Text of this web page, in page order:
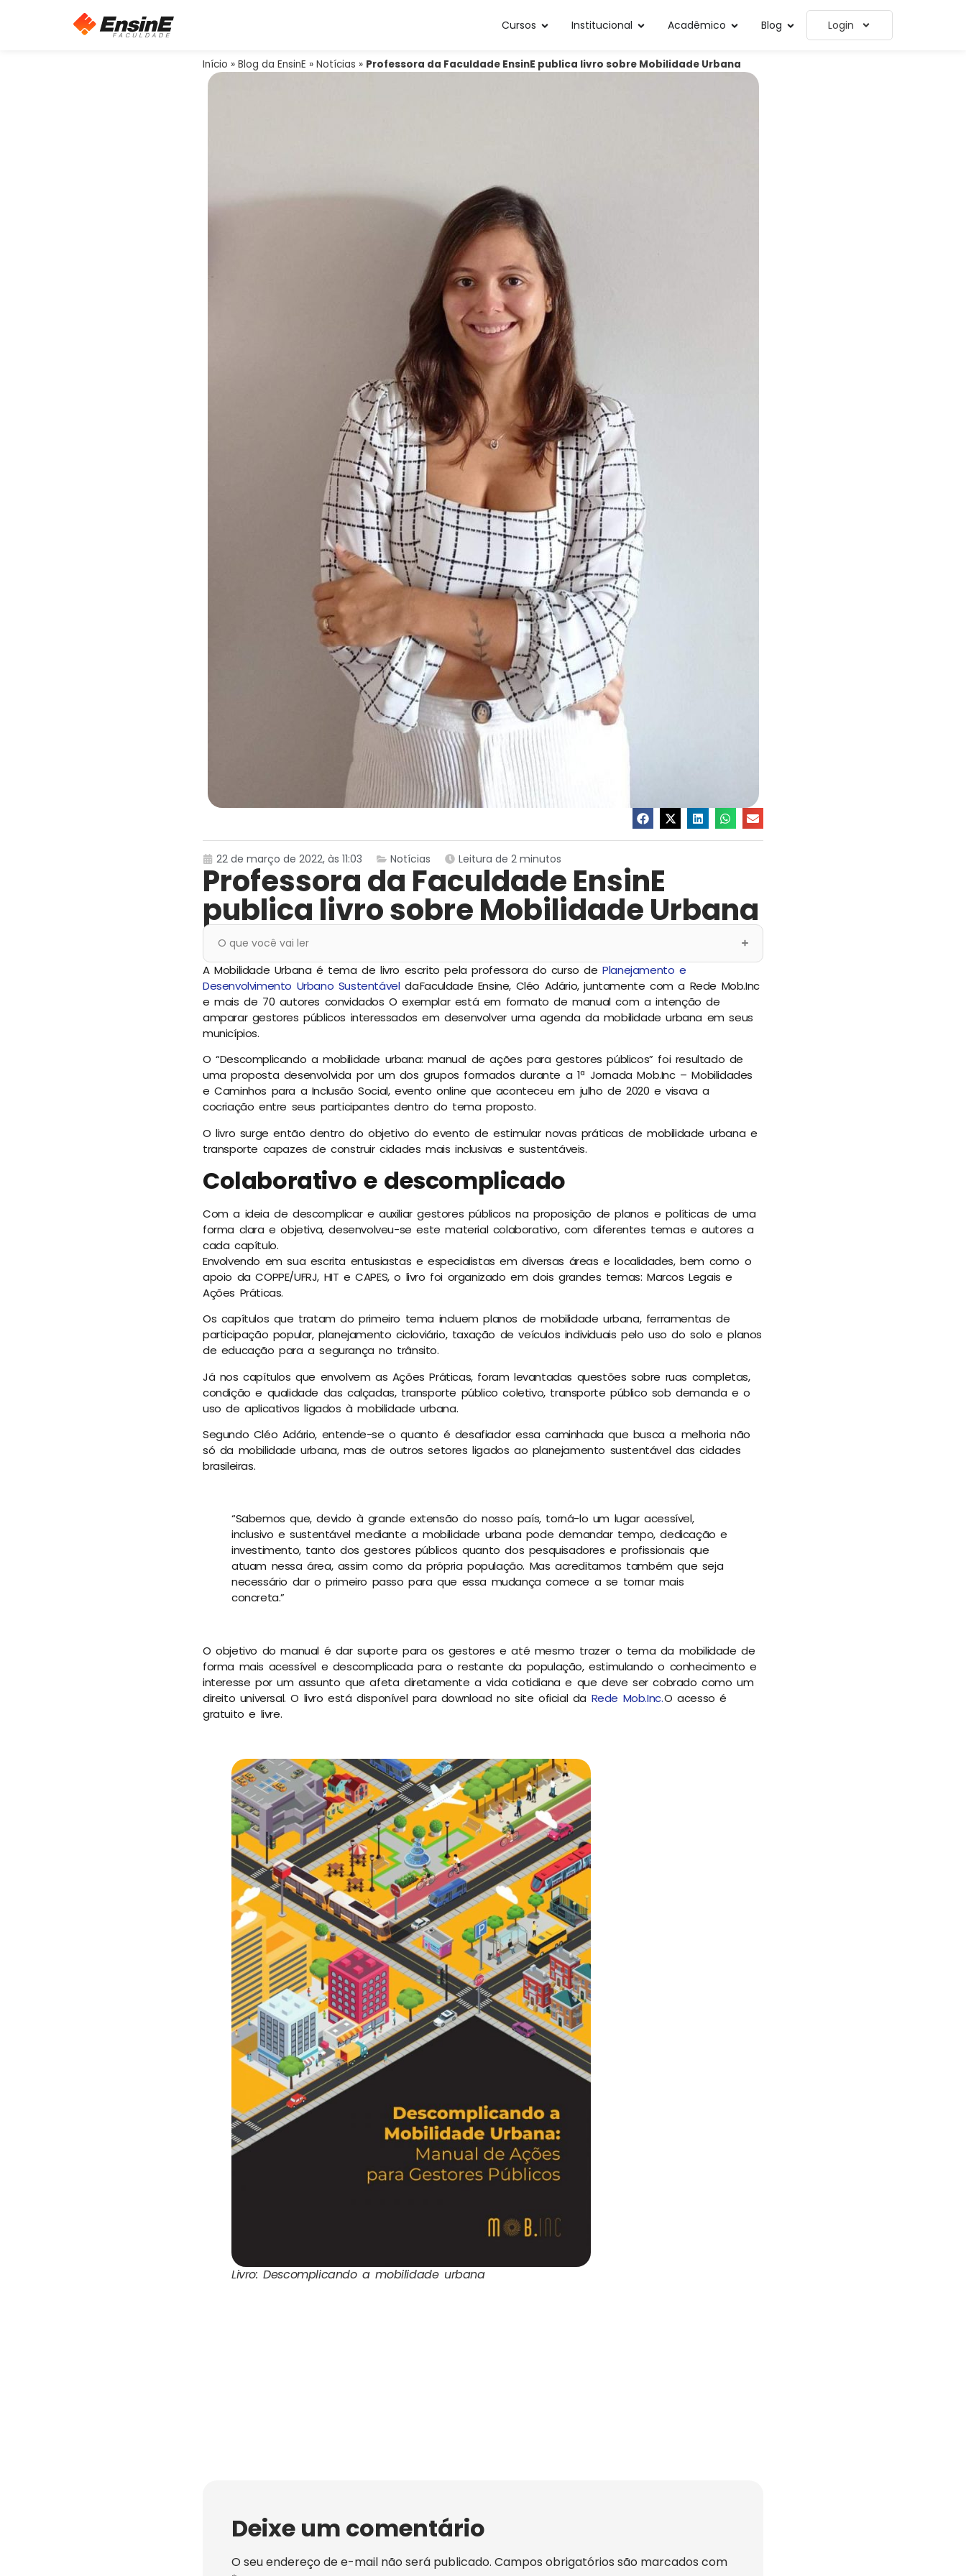
Cursos Institucional Acadêmico Blog Login
Início » Blog da EnsinE » Notícias » Professora da Faculdade EnsinE publica livro sobre Mobilidade Urbana
22 de março de 2022, às 11:03 Notícias Leitura de 2 minutos
Professora da Faculdade EnsinE
publica livro sobre Mobilidade Urbana
O que você vai ler
A Mobilidade Urbana é tema de livro escrito pela professora do curso dePlanejamento e
Desenvolvimento Urbano Sustentávelda Faculdade Ensine, Cléo Adário, juntamente com a Rede Mob.Inc
e mais de 70 autores convidados O exemplar está em formato de manual com a intenção de
amparar gestores públicos interessados em desenvolver uma agenda da mobilidade urbana em seus
municípios.
O “Descomplicando a mobilidade urbana: manual de ações para gestores públicos” foi resultado de
uma proposta desenvolvida por um dos grupos formados durante a 1ª Jornada Mob.Inc – Mobilidades
e Caminhos para a Inclusão Social, evento online que aconteceu em julho de 2020 e visava a
cocriação entre seus participantes dentro do tema proposto.
O livro surge então dentro do objetivo do evento de estimular novas práticas de mobilidade urbana e
transporte capazes de construir cidades mais inclusivas e sustentáveis.
Colaborativo e descomplicado
Com a ideia de descomplicar e auxiliar gestores públicos na proposição de planos e políticas de uma
forma clara e objetiva, desenvolveu-se este material colaborativo, com diferentes temas e autores a
cada capítulo.
Envolvendo em sua escrita entusiastas e especialistas em diversas áreas e localidades, bem como o
apoio da COPPE/UFRJ, HIT e CAPES, o livro foi organizado em dois grandes temas: Marcos Legais e
Ações Práticas.
Os capítulos que tratam do primeiro tema incluem planos de mobilidade urbana, ferramentas de
participação popular, planejamento cicloviário, taxação de veículos individuais pelo uso do solo e planos
de educação para a segurança no trânsito.
Já nos capítulos que envolvem as Ações Práticas, foram levantadas questões sobre ruas completas,
condição e qualidade das calçadas, transporte público coletivo, transporte público sob demanda e o
uso de aplicativos ligados à mobilidade urbana.
Segundo Cléo Adário, entende-se o quanto é desafiador essa caminhada que busca a melhoria não
só da mobilidade urbana, mas de outros setores ligados ao planejamento sustentável das cidades
brasileiras.
“Sabemos que, devido à grande extensão do nosso país, torná-lo um lugar acessível,
inclusivo e sustentável mediante a mobilidade urbana pode demandar tempo, dedicação e
investimento, tanto dos gestores públicos quanto dos pesquisadores e profissionais que
atuam nessa área, assim como da própria população. Mas acreditamos também que seja
necessário dar o primeiro passo para que essa mudança comece a se tornar mais
concreta.”
O objetivo do manual é dar suporte para os gestores e até mesmo trazer o tema da mobilidade de
forma mais acessível e descomplicada para o restante da população, estimulando o conhecimento e
interesse por um assunto que afeta diretamente a vida cotidiana e que deve ser cobrado como um
direito universal. O livro está disponível para download no site oficial da Rede Mob.Inc.O acesso é
gratuito e livre.
Livro: Descomplicando a mobilidade urbana
Deixe um comentário
O seu endereço de e-mail não será publicado. Campos obrigatórios são marcados com